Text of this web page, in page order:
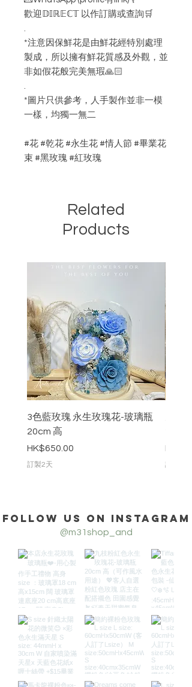
歡迎𝔻𝕀ℝ𝔼ℂ𝕋 以作訂購或查詢🛒
.
*注意因保鮮花是由鮮花經特別處理
製成，所以擁有鮮花質感及外觀，並
非如假花般完美無瑕🙏🏻
.
*圖片只供參考，人手製作並非一模
一樣，均獨一無二
#花 #乾花 #永生花 #情人節 #畢業花
束 #黑玫瑰 #紅玫瑰
Related
Products
3色藍玫瑰 永生玫瑰花-玻璃瓶
20cm 高
價格
HK$650.00
訂製2天
價格
訂製2天
Follow us on Instagram
@m31shop_and